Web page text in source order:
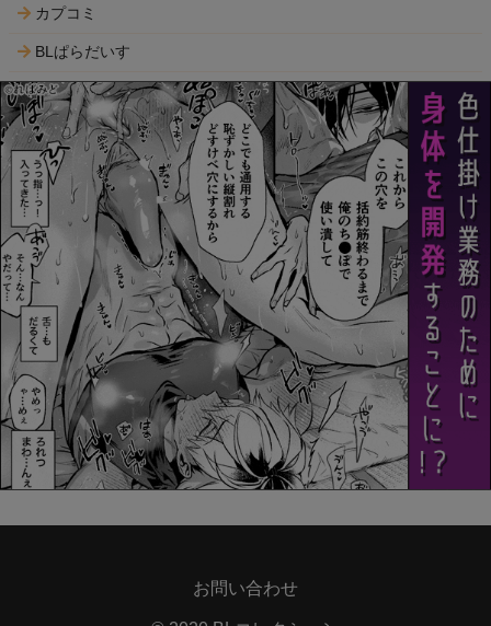
カプコミ
BLぱらだいす
お問い合わせ